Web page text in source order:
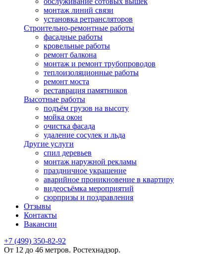
монтаж линий связи
установка ретрансляторов
Строительно-ремонтные работы
фасадные работы
кровельные работы
ремонт балкона
монтаж и ремонт трубопроводов
теплоизоляционные работы
ремонт моста
реставрация памятников
Высотные работы
подъём грузов на высоту
мойка окон
очистка фасада
удаление сосулек и льда
Другие услуги
спил деревьев
монтаж наружной рекламы
праздничное украшение
аварийное проникновение в квартиру
видеосъёмка мероприятий
сюрпризы и поздравления
Отзывы
Контакты
Вакансии
+7 (499) 350-82-92
От 12 до 46 метров. Ростехнадзор.